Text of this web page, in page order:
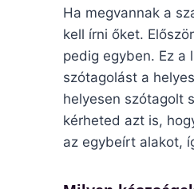
Ha megvannak a
kell írni őket.
pedig egyben. Ez a
szótagolást a
helyesen szótagolt
kérheted azt is,
az egybeírt alakot,